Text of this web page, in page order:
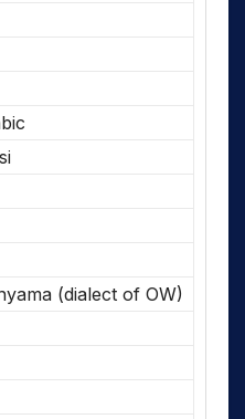
(dialect of OW)